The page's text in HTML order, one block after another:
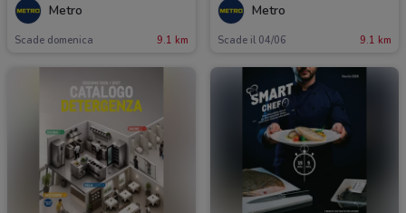
Metro
Scade domenica 9.1 km
Metro
Scade il 04/06 9.1 km